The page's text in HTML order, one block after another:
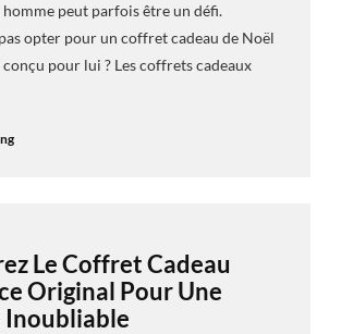
peut parfois être un défi.
opter pour un coffret cadeau de Noël
pour lui ? Les coffrets cadeaux
Le Coffret Cadeau
Original Pour Une
Inoubliable